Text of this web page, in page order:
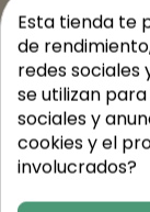
Detalles
Valores
Esta tienda te
de
redes sociales
se utilizan
sociales y
cookies y el
involucrados?